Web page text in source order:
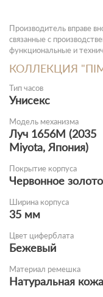
Производитель вправе
связанные с
функциональные и
КОЛЛЕКЦИЯ
Тип часов
Унисекс
Модель механизма
Луч 1656M (2035
Miyota, Япония)
Покрытие корпуса
Червонное золото
Ширина корпуса
35 мм
Цвет циферблата
Бежевый
Материал ремешка
Натуральная кожа